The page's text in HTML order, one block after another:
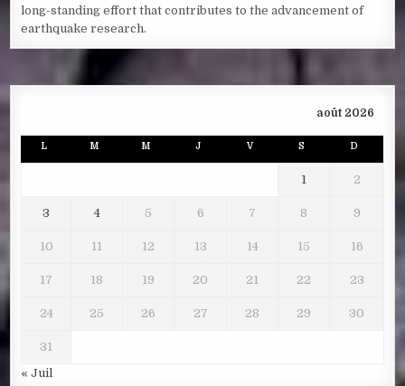
long-standing effort that contributes to the advancement of
earthquake research.
août 2026
L M M J V S D
1 2
3 4 5 6 7 8 9
10 11 12 13 14 15 16
17 18 19 20 21 22 23
24 25 26 27 28 29 30
31
« Juil